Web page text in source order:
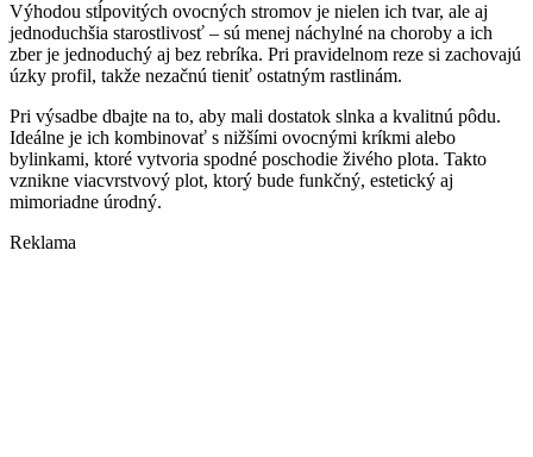
Výhodou stĺpovitých ovocných stromov je nielen ich tvar, ale aj
jednoduchšia starostlivosť – sú menej náchylné na choroby a ich
zber je jednoduchý aj bez rebríka. Pri pravidelnom reze si zachovajú
úzky profil, takže nezačnú tieniť ostatným rastlinám.
Pri výsadbe dbajte na to, aby mali dostatok slnka a kvalitnú pôdu.
Ideálne je ich kombinovať s nižšími ovocnými kríkmi alebo
bylinkami, ktoré vytvoria spodné poschodie živého plota. Takto
vznikne viacvrstvový plot, ktorý bude funkčný, estetický aj
mimoriadne úrodný.
Reklama